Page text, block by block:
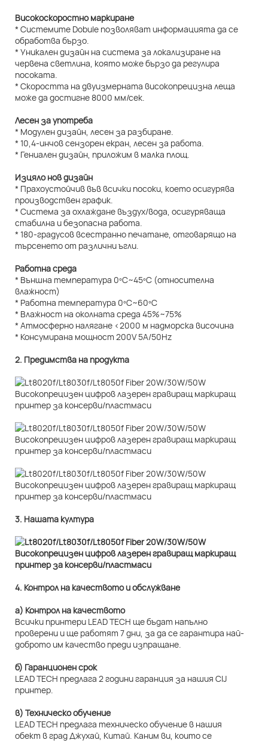
Високоскоростно маркиране
* Системите Dobule позволяват информацията да се
обработва бързо.
* Уникален дизайн на система за локализиране на
червена светлина, която може бързо да регулира
посоката.
* Скоростта на двуизмерната високопрецизна леща
може да достигне 8000 мм/сек.
Лесен за употреба
* Модулен дизайн, лесен за разбиране.
* 10,4-инчов сензорен екран, лесен за работа.
* Гениален дизайн, приложим в малка площ.
Изцяло нов дизайн
* Прахоустойчив във всички посоки, което осигурява
производствен график.
* Система за охлаждане въздух/вода, осигуряваща
стабилна и безопасна работа.
* 180-градусов всестранно печатане, отговарящо на
търсенето от различни ъгли.
Работна среда
* Външна температура 0ºC~45ºC (относителна
влажност)
* Работна температура 0ºC~60ºC
* Влажност на околната среда 45%~75%
* Атмосферно налягане <2000 м надморска височина
* Консумирана мощност 200V 5A/50Hz
2. Предимства на продукта
3. Нашата култура
4. Контрол на качеството и обслужване
а) Контрол на качеството
Всички принтери LEAD TECH ще бъдат напълно
проверени и ще работят 7 дни, за да се гарантира най-
доброто им качество преди изпращане.
б) Гаранционен срок
LEAD TECH предлага 2 години гаранция за нашия CIJ
принтер.
в) Техническо обучение
LEAD TECH предлага техническо обучение в нашия
обект в град Джухай, Китай. Каним ви, които се